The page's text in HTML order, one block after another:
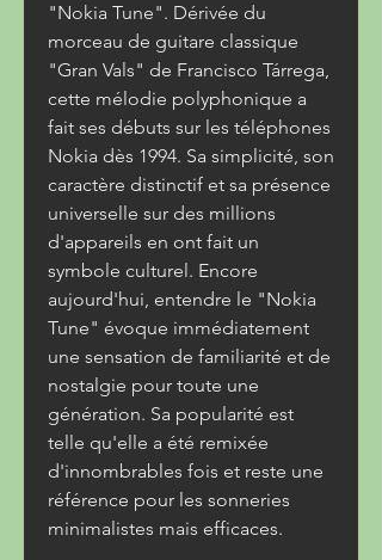
"Nokia Tune". Dérivée du
morceau de guitare classique
"Gran Vals" de Francisco Tárrega,
cette mélodie polyphonique a
fait ses débuts sur les téléphones
Nokia dès 1994. Sa simplicité, son
caractère distinctif et sa présence
universelle sur des millions
d'appareils en ont fait un
symbole culturel. Encore
aujourd'hui, entendre le "Nokia
Tune" évoque immédiatement
une sensation de familiarité et de
nostalgie pour toute une
génération. Sa popularité est
telle qu'elle a été remixée
d'innombrables fois et reste une
référence pour les sonneries
minimalistes mais efficaces.